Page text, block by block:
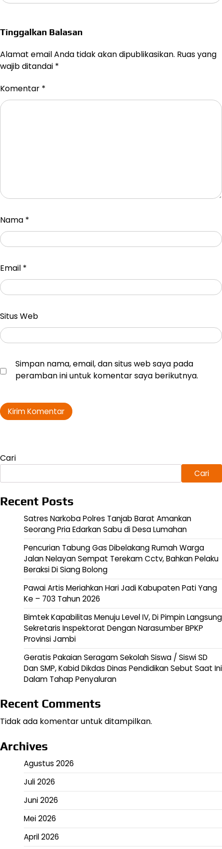
Tinggalkan Balasan
Alamat email Anda tidak akan dipublikasikan. Ruas yang
wajib ditandai *
Komentar *
Nama *
Email *
Situs Web
Simpan nama, email, dan situs web saya pada
peramban ini untuk komentar saya berikutnya.
Cari
Cari
Recent Posts
Satres Narkoba Polres Tanjab Barat Amankan
Seorang Pria Edarkan Sabu di Desa Lumahan
Pencurian Tabung Gas Dibelakang Rumah Warga
Jalan Nelayan Sempat Terekam Cctv, Bahkan Pelaku
Beraksi Di Siang Bolong
Pawai Artis Meriahkan Hari Jadi Kabupaten Pati Yang
Ke – 703 Tahun 2026
Bimtek Kapabilitas Menuju Level IV, Di Pimpin Langsung
Sekretaris Inspektorat Dengan Narasumber BPKP
Provinsi Jambi
Geratis Pakaian Seragam Sekolah Siswa / Siswi SD
Dan SMP, Kabid Dikdas Dinas Pendidikan Sebut Saat Ini
Dalam Tahap Penyaluran
Recent Comments
Tidak ada komentar untuk ditampilkan.
Archives
Agustus 2026
Juli 2026
Juni 2026
Mei 2026
April 2026